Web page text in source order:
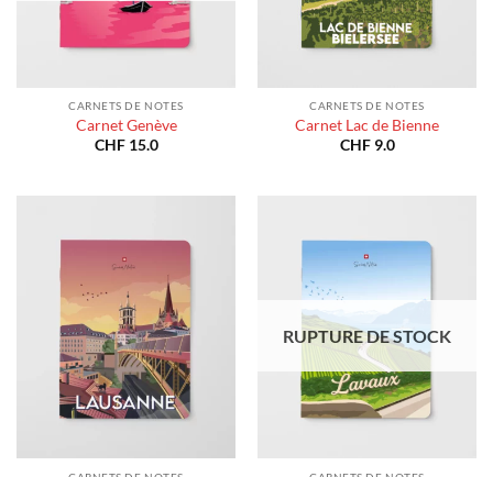
CARNETS DE NOTES
Carnet Genève
CHF15.0
CARNETS DE NOTES
Carnet Lac de Bienne
CHF9.0
RUPTURE DE STOCK